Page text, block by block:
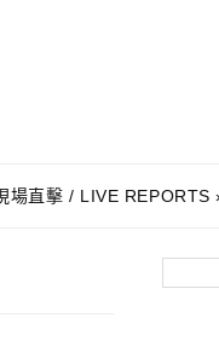
場直擊 / LIVE REPORTS